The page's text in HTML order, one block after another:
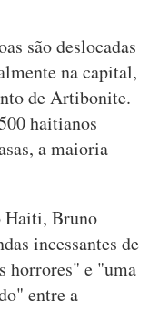
são deslocadas
na capital,
de Artibonite.
haitianos
a maioria
Haiti, Bruno
incessantes de
horrores" e "uma
entre a